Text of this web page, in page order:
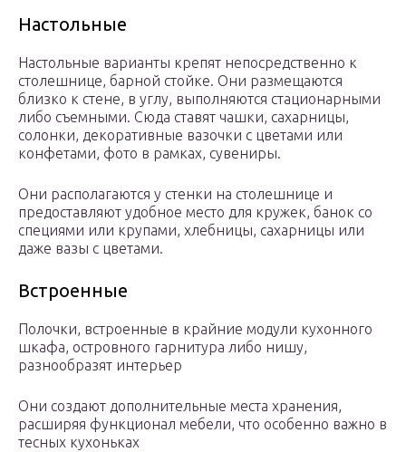
Настольные
Настольные варианты крепят непосредственно к
столешнице, барной стойке. Они размещаются
близко к стене, в углу, выполняются стационарными
либо съемными. Сюда ставят чашки, сахарницы,
солонки, декоративные вазочки с цветами или
конфетами, фото в рамках, сувениры.
Они располагаются у стенки на столешнице и
предоставляют удобное место для кружек, банок со
специями или крупами, хлебницы, сахарницы или
даже вазы с цветами.
Встроенные
Полочки, встроенные в крайние модули кухонного
шкафа, островного гарнитура либо нишу,
разнообразят интерьер
Они создают дополнительные места хранения,
расширяя функционал мебели, что особенно важно в
тесных кухоньках